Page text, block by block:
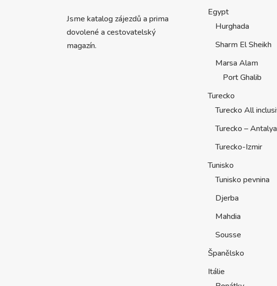
Jsme katalog zájezdů a prima
dovolené a cestovatelský
magazín.
Egypt
Hurghada
Sharm El Sheikh
Marsa Alam
Port Ghalib
Turecko
Turecko All
Turecko – Antalya
Turecko-Izmir
Tunisko
Tunisko pevnina
Djerba
Mahdia
Sousse
Španělsko
Itálie